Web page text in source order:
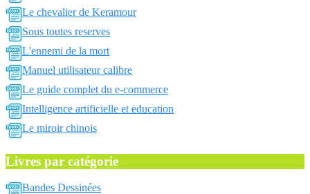
Le chevalier de Keramour
Sous toutes reserves
L'ennemi de la mort
Manuel utilisateur calibre
Le guide complet du e-commerce
Intelligence artificielle et education
Le miroir chinois
Livres par catégorie
Bandes Dessinées